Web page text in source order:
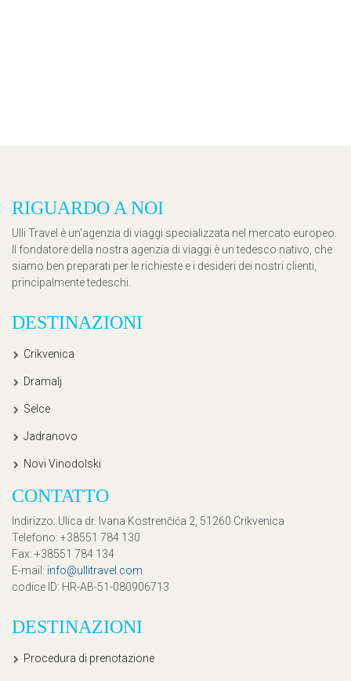
RIGUARDO A NOI
Ulli Travel è un'agenzia di viaggi specializzata nel mercato europeo.
Il fondatore della nostra agenzia di viaggi è un tedesco nativo, che
siamo ben preparati per le richieste e i desideri dei nostri clienti,
principalmente tedeschi.
DESTINAZIONI
Crikvenica
Dramalj
Selce
Jadranovo
Novi Vinodolski
CONTATTO
Indirizzo: Ulica dr. Ivana Kostrenčića 2, 51260 Crikvenica
Telefono: +38551 784 130
Fax: +38551 784 134
E-mail: info@ullitravel.com
codice ID: HR-AB-51-080906713
DESTINAZIONI
Procedura di prenotazione